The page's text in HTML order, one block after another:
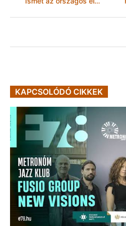
KAPCSOLÓDÓ CIKKEK